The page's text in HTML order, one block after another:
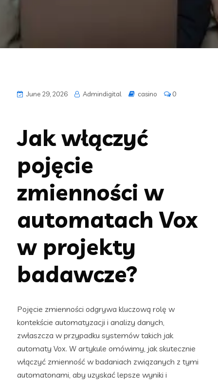
June 29, 2026 Admindigital casino 0
Jak włączyć
pojęcie
zmienności w
automatach Vox
w projekty
badawcze?
Pojęcie zmienności odgrywa kluczową rolę w
kontekście automatyzacji i analizy danych,
zwłaszcza w przypadku systemów takich jak
automaty Vox. W artykule omówimy, jak skutecznie
włączyć zmienność w badaniach związanych z tymi
automatonami, aby uzyskać lepsze wyniki i